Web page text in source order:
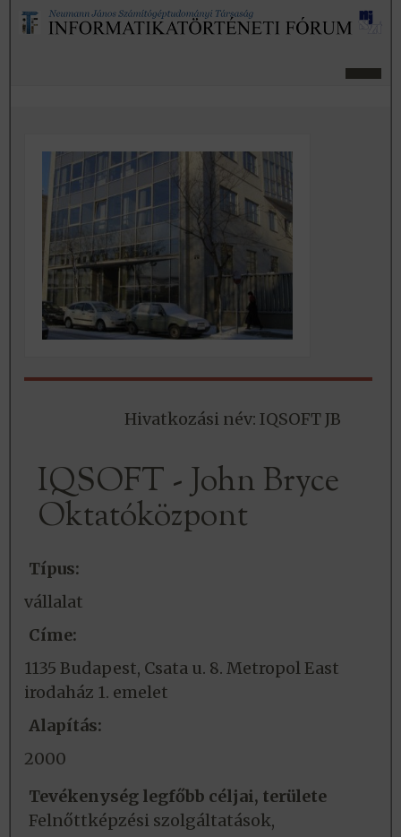
Hivatkozási név: IQSOFT JB
IQSOFT - John Bryce
Oktatóközpont
Típus:
vállalat
Címe:
1135 Budapest, Csata u. 8. Metropol East
irodaház 1. emelet
Alapítás:
2000
Tevékenység legfőbb céljai, területe
Felnőttképzési szolgáltatások,